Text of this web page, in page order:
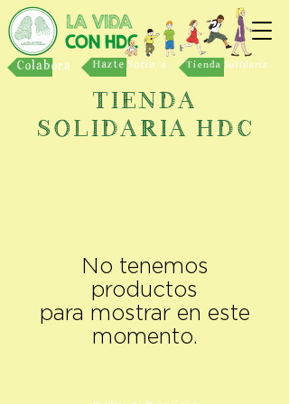
Colabora Hazte Socio/a Tienda Solidaria
TIENDA
SOLIDARIA HDC
No tenemos
productos
para mostrar en este
momento.